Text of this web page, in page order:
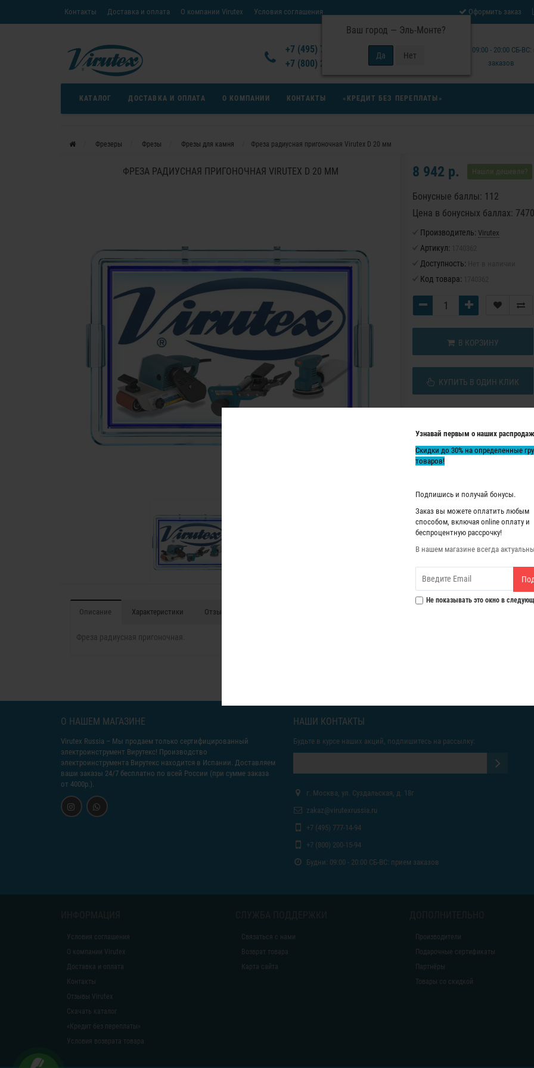
Узнавай первым о наших
Скидки до 30% на определенные
товаров!
Подпишись и получай бонусы.
Заказ вы можете оплатить любым
способом, включая online оплату и
беспроцентную рассрочку!
В нашем магазине всегда
Не показывать это окно в
Условия соглашения
О компании Virutex
Доставка и оплата
Контакты
Условия возврата товара
Ваш город — Эль-Монте?
Оформить заказ
+7 (495) 777-14-94
+7 (800) 200-15-94
Будни: 09:00 - 20:00 СБ-
заказов
КАТАЛОГ ДОСТАВКА И ОПЛАТА О КОМПАНИИ КОНТАКТЫ «КРЕДИТ БЕЗ ПЕРЕПЛАТЫ»
Фрезеры Фрезы Фрезы для камня Фреза радиусная пригоночная Virutex D 20 мм
ФРЕЗА РАДИУСНАЯ ПРИГОНОЧНАЯ VIRUTEX D 20 ММ 8 942 р. Нашли дешевле?
Бонусные баллы: 112
Цена в бонусных баллах: 7470
Производитель: Virutex
Артикул:
Доступность:
Код товара:
В КОРЗИНУ
КУПИТЬ В ОДИН КЛИК
Описание Характеристики Отзывы (0)
Фреза радиусная пригоночная.
О НАШЕМ МАГАЗИНЕ
Virutex Russia – Мы продаем только сертифицированный
электроинструмент Вирутекс! Производство
электроинструмента Вирутекс находится в Испании. Доставляем
ваши заказы 24/7 бесплатно по всей России (при сумме заказа
от 4000р.).
НАШИ КОНТАКТЫ
Будьте в курсе наших акций, подпишитесь на рассылку:
г. Москва, ул. Суздальская, д. 18г
zakaz@virutexrussia.ru
+7 (495) 777-14-94
+7 (800) 200-15-94
Будни: 09:00 - 20:00 СБ-ВС: прием заказов
Условия соглашения
О компании Virutex
Доставка и оплата
Контакты
Отзывы Virutex
Скачать каталог
«Кредит без переплаты»
Условия возврата товара
Связаться с нами
Возврат товара
Карта сайта
Производители
Подарочные сертификаты
Партнёры
Товары со скидкой